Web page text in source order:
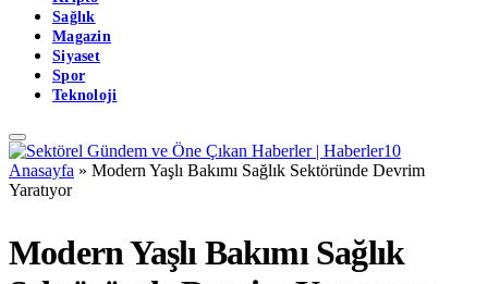
Sağlık
Magazin
Siyaset
Spor
Teknoloji
Anasayfa » Modern Yaşlı Bakımı Sağlık Sektöründe Devrim
Yaratıyor
Modern Yaşlı Bakımı Sağlık